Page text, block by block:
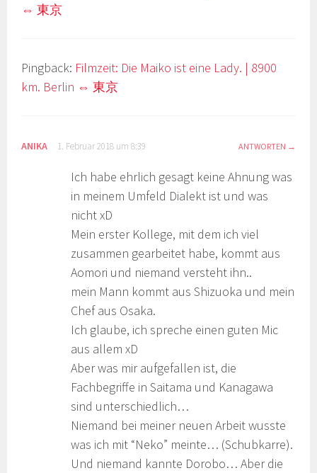
⇔ 東京
Pingback: Filmzeit: Die Maiko ist eine Lady. | 8900
km. Berlin ⇔ 東京
ANIKA 1. Februar 2018 um 8:39 ANTWORTEN
Ich habe ehrlich gesagt keine Ahnung was
in meinem Umfeld Dialekt ist und was
nicht xD
Mein erster Kollege, mit dem ich viel
zusammen gearbeitet habe, kommt aus
Aomori und niemand versteht ihn..
mein Mann kommt aus Shizuoka und mein
Chef aus Osaka.
Ich glaube, ich spreche einen guten Mic
aus allem xD
Aber was mir aufgefallen ist, die
Fachbegriffe in Saitama und Kanagawa
sind unterschiedlich…
Niemand bei meiner neuen Arbeit wusste
was ich mit “Neko” meinte… (Schubkarre).
Und niemand kannte Dorobo… Aber die